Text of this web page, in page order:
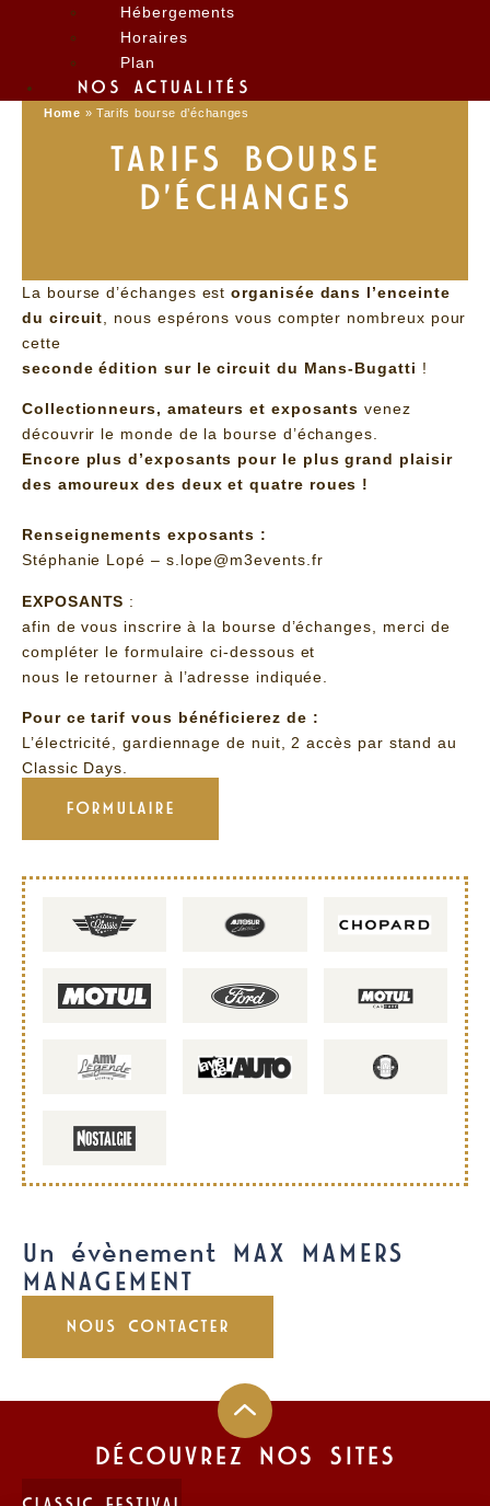
Hébergements
Horaires
Plan
NOS ACTUALITÉS
Home » Tarifs bourse d’échanges
TARIFS BOURSE
D'ÉCHANGES
La bourse d’échanges estorganisée dans l’enceinte
du circuit , nous espérons vous compter nombreux pour
cette
seconde édition sur le circuit du Mans-Bugatti !
Collectionneurs, amateurs et exposants venez
découvrir le monde de la bourse d’échanges.
Encore plus d’exposants pour le plus grand plaisir
des amoureux des deux et quatre roues !
Renseignements exposants :
Stéphanie Lopé – s.lope@m3events.fr
EXPOSANTS :
afin de vous inscrire à la bourse d’échanges, merci de
compléter le formulaire ci-dessous et
nous le retourner à l’adresse indiquée.
Pour ce tarif vous bénéficierez de :
L’électricité, gardiennage de nuit, 2 accès par stand au
Classic Days.
FORMULAIRE
Un évènement MAX MAMERS
MANAGEMENT
NOUS CONTACTER
DÉCOUVREZ NOS SITES